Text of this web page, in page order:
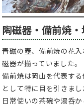
陶磁器・備前焼
青磁の壺、備前焼の花
磁器が揃っていました。
備前焼は岡山を代表す
として特に目を引きまし
日常使いの茶碗や湯呑